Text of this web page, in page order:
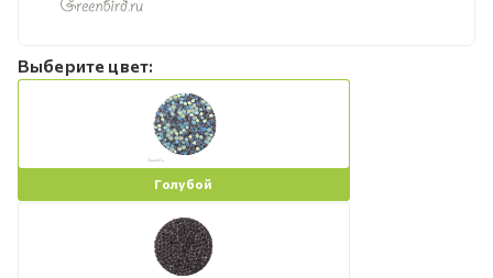
Выберите цвет:
Голубой